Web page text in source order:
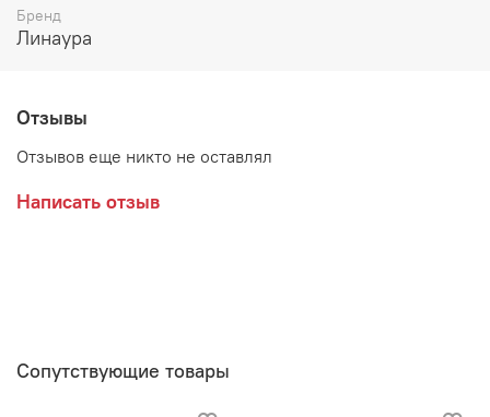
ящики на роликовых направляющих
Декоративной стекло с рисунком выполнено по
Производитель:
Мебельная фабрика ЛИНАУРА
Бренд
Линаура
Отзывы
Отзывов еще никто не оставлял
Написать отзыв
Сопутствующие товары